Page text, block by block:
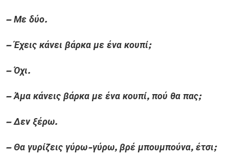
– Με δύο.
– Έχεις κάνει βάρκα με ένα κουπί;
– Όχι.
– Άμα κάνεις βάρκα με ένα κουπί, πού θα πας;
– Δεν ξέρω.
– Θα γυρίζεις γύρω-γύρω, βρέ μπουμπούνα, έτσι;